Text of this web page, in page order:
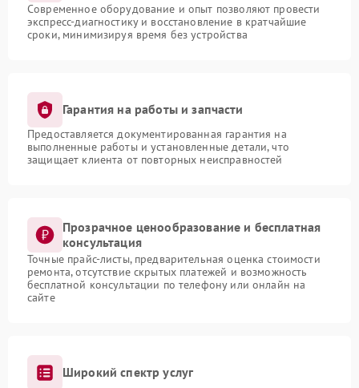
Современное оборудование и опыт позволяют провести
экспресс-диагностику и восстановление в кратчайшие
сроки, минимизируя время без устройства
Гарантия на работы и запчасти
Предоставляется документированная гарантия на
выполненные работы и установленные детали, что
защищает клиента от повторных неисправностей
Прозрачное ценообразование и бесплатная
консультация
Точные прайс-листы, предварительная оценка стоимости
ремонта, отсутствие скрытых платежей и возможность
бесплатной консультации по телефону или онлайн на
сайте
Широкий спектр услуг